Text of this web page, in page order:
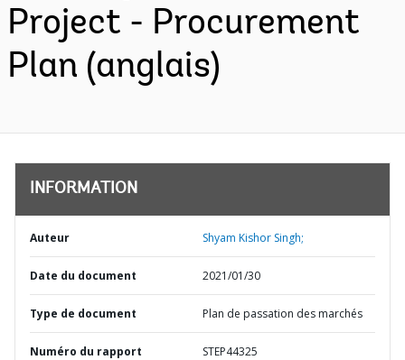
Project - Procurement
Plan (anglais)
INFORMATION
Auteur Shyam Kishor Singh;
Date du document 2021/01/30
Type de document Plan de passation des marchés
Numéro du rapport STEP44325